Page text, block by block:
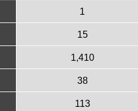
1
15
1,410
38
113